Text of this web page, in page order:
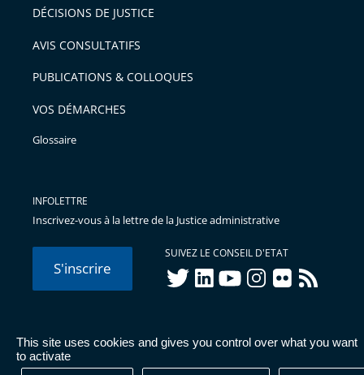
This site uses cookies and gives you control over what you want
to activate
DÉCISIONS DE JUSTICE
AVIS CONSULTATIFS
PUBLICATIONS & COLLOQUES
VOS DÉMARCHES
Glossaire
INFOLETTRE
Inscrivez-vous à la lettre de la Justice administrative
S'inscrire
SUIVEZ LE CONSEIL D'ETAT
twitterlinkedInyoutubeinstagram
flickr rss
© Conseil d'État 2026 - Mentions légales
Données
personnelles-Publications administratives-Accessibilité :